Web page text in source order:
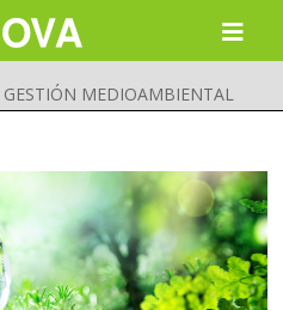
MEDIOAMBIENTAL